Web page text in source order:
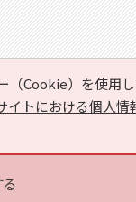
（Cookie）を使用
イトにおける個人情